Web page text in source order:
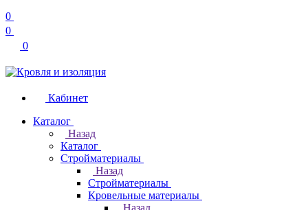
0
0
0
Кабинет
Каталог
Назад
Каталог
Стройматериалы
Назад
Стройматериалы
Кровельные материалы
Назад